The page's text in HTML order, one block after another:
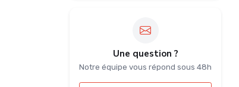
Une question ?
Notre équipe vous répond sous 48h